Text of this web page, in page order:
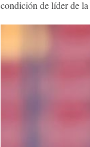
condición de líder de la